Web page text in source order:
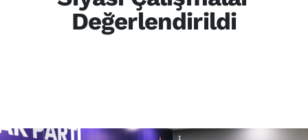
Değerlendirildi